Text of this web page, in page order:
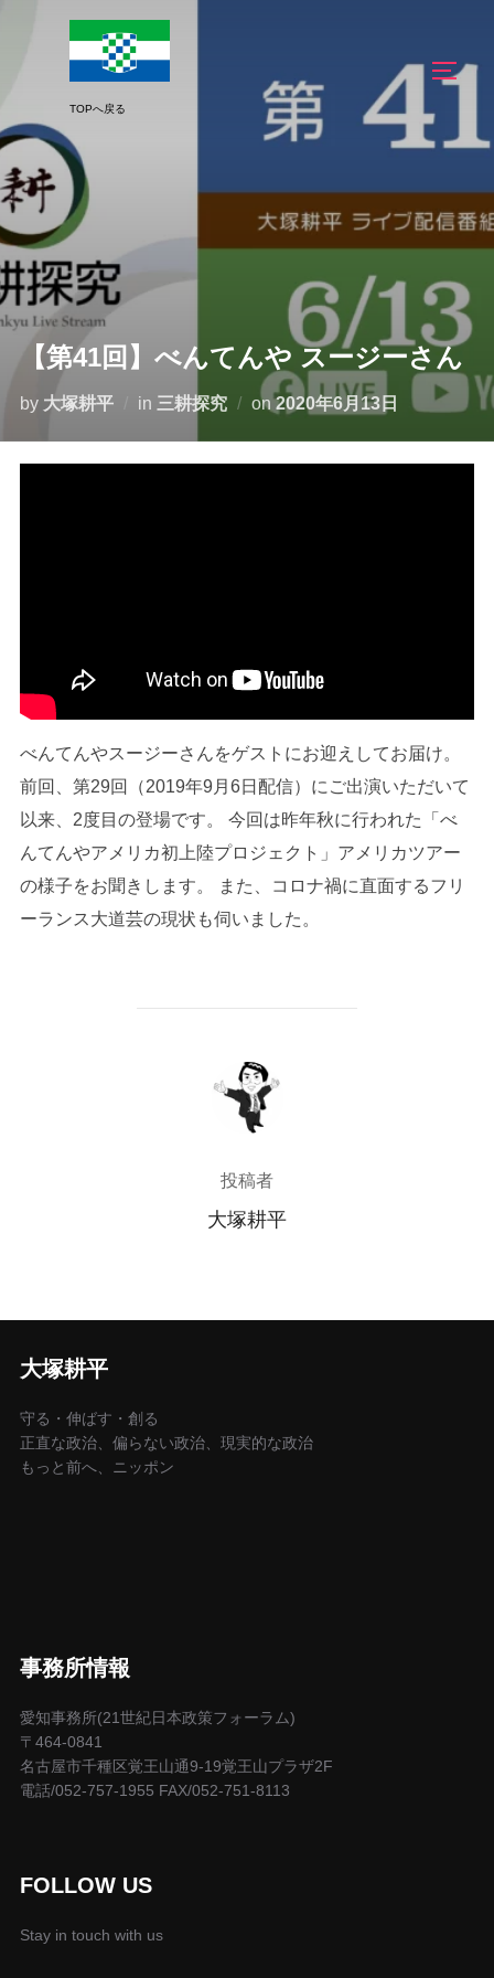
ツ
へ
ス
キ
ッ
プ
サイ
【第41回】べんてんや スージーさん
by 大塚耕平 in 三耕探究 on投
日:
2020年6月13日
べんてんやスージーさんをゲストにお迎えしてお届け。
前回、第29回（2019年9月6日配信）にご出演いただいて
以来、2度目の登場です。 今回は昨年秋に行われた「べ
んてんやアメリカ初上陸プロジェクト」アメリカツアー
の様子をお聞きします。 また、コロナ禍に直面するフリ
ーランス大道芸の現状も伺いました。
投稿者
投稿者
大塚耕平
大塚耕平
守る・伸ばす・創る
正直な政治、偏らない政治、現実的な政治
もっと前へ、ニッポン
事務所情報
愛知事務所(21世紀日本政策フォーラム)
〒464-0841
名古屋市千種区覚王山通9-19覚王山プラザ2F
電話/052-757-1955 FAX/052-751-8113
FOLLOW US
Stay in touch with us